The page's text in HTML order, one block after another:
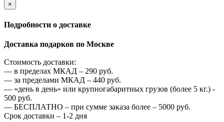
×
Подробности о доставке
Доставка подарков по Москве
Стоимость доставки:
— в пределах МКАД – 290 руб.
— за пределами МКАД – 440 руб.
— «день в день» или крупногабаритных грузов (более 5 кг.) -
500 руб.
— БЕСПЛАТНО – при сумме заказа более – 5000 руб.
Срок доставки – 1-2 дня